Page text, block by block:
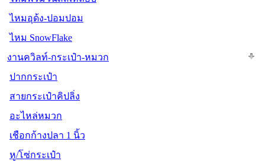
ไหมอุด้ง-ปอมปอม
ไหม SnowFlake
งานควิลท์-กระเป๋า-หมวก
ปากกระเป๋า
สายกระเป๋าคิปลิ่ง
อะไหล่หมวก
เชือกก้างปลา 1 นิ้ว
หู/โซ่กระเป๋า